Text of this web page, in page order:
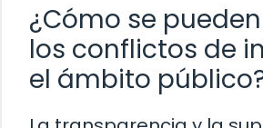
¿Cómo se
los conflictos de
el ámbito